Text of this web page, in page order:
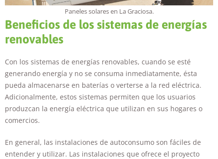
Paneles solares en La Graciosa.
Beneficios de los sistemas de energías
renovables
Con los sistemas de energías renovables, cuando se esté
generando energía y no se consuma inmediatamente, ésta
pueda almacenarse en baterías o verterse a la red eléctrica.
Adicionalmente, estos sistemas permiten que los usuarios
produzcan la energía eléctrica que utilizan en sus hogares o
comercios.
En general, las instalaciones de autoconsumo son fáciles de
entender y utilizar. Las instalaciones que ofrece el proyecto
Son
necesarias
para que
Estadísticas
Para que
podamos
mejorar la
funcionalidad
base a cómo